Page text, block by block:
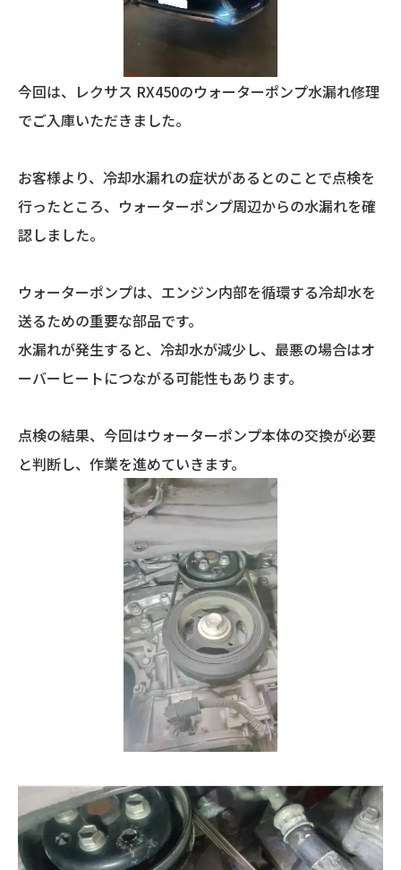
今回は、レクサス RX450のウォーターポンプ水漏れ修理
でご入庫いただきました。
お客様より、冷却水漏れの症状があるとのことで点検を
行ったところ、ウォーターポンプ周辺からの水漏れを確
認しました。
ウォーターポンプは、エンジン内部を循環する冷却水を
送るための重要な部品です。
水漏れが発生すると、冷却水が減少し、最悪の場合はオ
ーバーヒートにつながる可能性もあります。
点検の結果、今回はウォーターポンプ本体の交換が必要
と判断し、作業を進めていきます。